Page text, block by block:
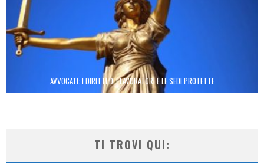
AVVOCATI: I DIRITTI DEI LAVORATORI E LE SEDI PROTETTE
TI TROVI QUI: